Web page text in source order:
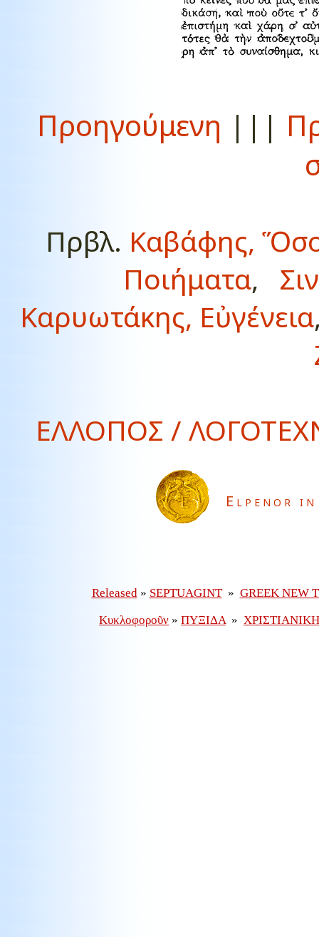
Προηγούμενη |||
Πρβλ. Καβάφης,
Ποιήματα,
Καρυωτάκης, Εὐγένεια
ΕΛΛΟΠΟΣ /
Elpenor